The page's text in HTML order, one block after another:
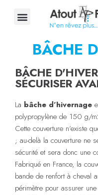
BÂCHE
BÂCHE
SÉCURISER
La bâche d’hivernage
polypropylène de 150 g/
Cette couverture n’existe
; au-delà la couverture ne
sécurité et sera donc une
Fabriqué en France, la
bande de renfort à cheval
périmètre pour assurer